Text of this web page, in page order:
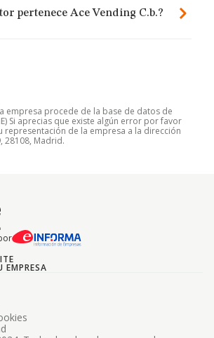
pertenece Ace Vending C.b.?
empresa procede de la base de datos de
Si aprecias que existe algún error por favor
representación de la empresa a la dirección
28108, Madrid.
EMPRESA